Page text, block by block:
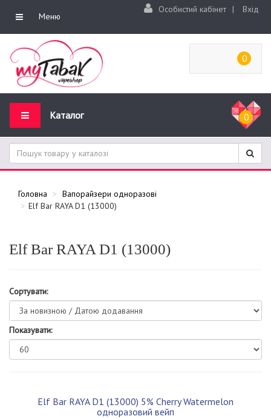
Меню
Особистий кабінет | Вхід
0
Каталог 0
Головна
Вапорайзери одноразові
Elf Bar RAYA D1 (13000)
Elf Bar RAYA D1 (13000)
Сортувати:
Показувати:
Elf Bar RAYA D1 (13000) 5% Cherry Watermelon
одноразовий вейп